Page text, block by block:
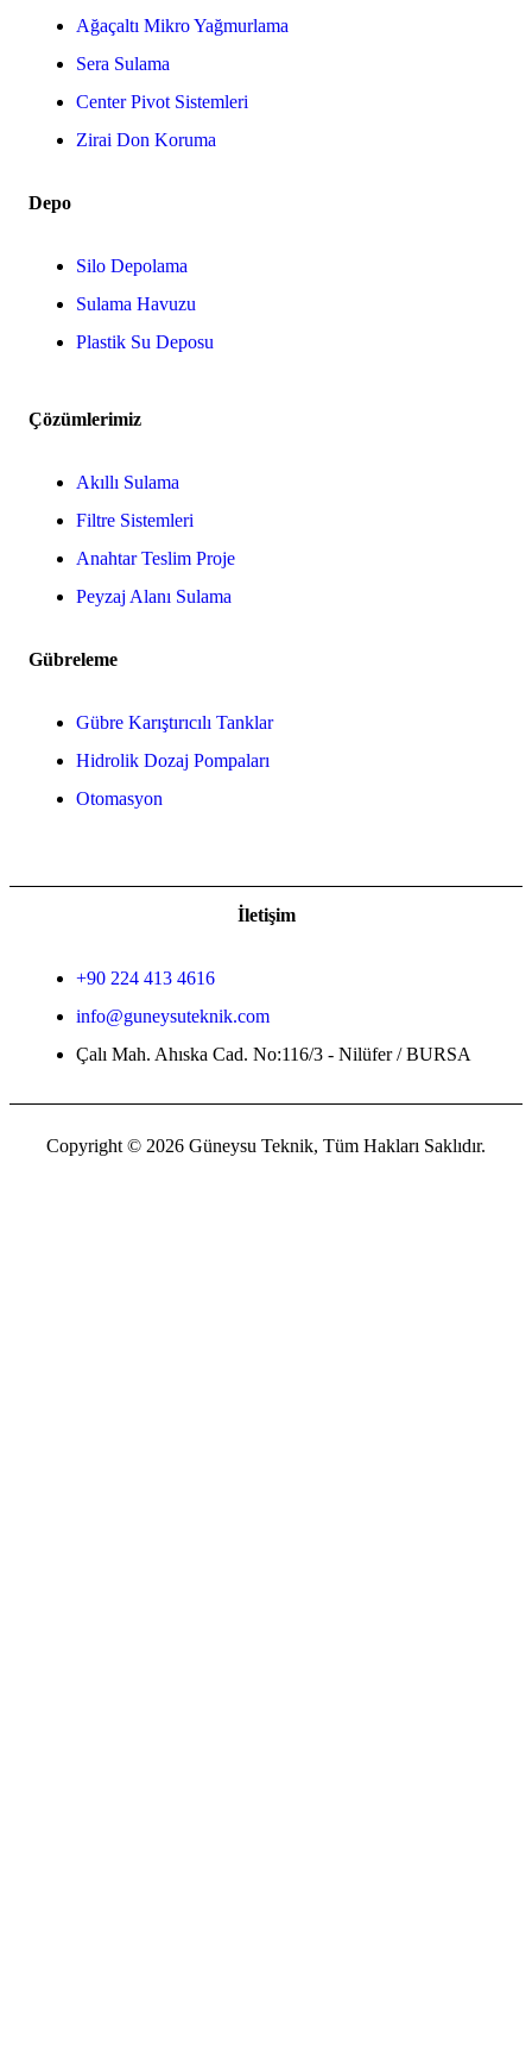
Ağaçaltı Mikro Yağmurlama
Sera Sulama
Center Pivot Sistemleri
Zirai Don Koruma
Depo
Silo Depolama
Sulama Havuzu
Plastik Su Deposu
Çözümlerimiz
Akıllı Sulama
Filtre Sistemleri
Anahtar Teslim Proje
Peyzaj Alanı Sulama
Gübreleme
Gübre Karıştırıcılı Tanklar
Hidrolik Dozaj Pompaları
Otomasyon
İletişim
+90 224 413 4616
info@guneysuteknik.com
Çalı Mah. Ahıska Cad. No:116/3 - Nilüfer / BURSA
Copyright © 2026 Güneysu Teknik, Tüm Hakları Saklıdır.